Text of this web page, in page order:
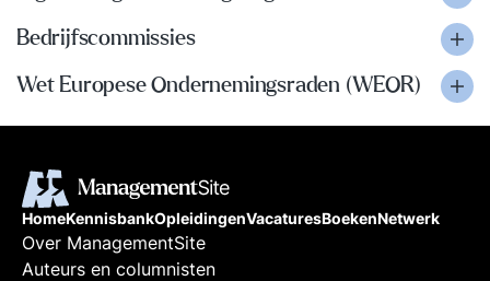
Bedrijfscommissies
Wet Europese Ondernemingsraden (WEOR)
HomeKennisbankOpleidingenVacaturesBoekenNetwerk
Over ManagementSite
Auteurs en columnisten